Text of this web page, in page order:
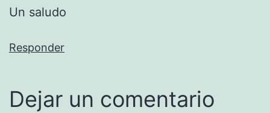
Un saludo
Responder
Dejar un comentario